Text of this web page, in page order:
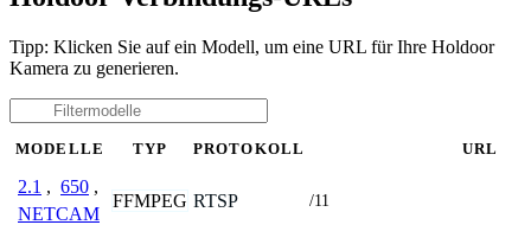
Tipp: Klicken Sie auf ein Modell, um eine URL für Ihre Holdoor
Kamera zu generieren.
MODELLE TYP PROTOKOLL URL
2.1 , 650 ,
NETCAM
FFMPEG RTSP /11